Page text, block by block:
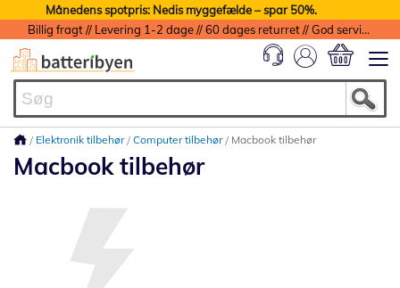
Månedens spotpris: Nedis myggefælde – spar 50%.
Billig fragt // Levering 1-2 dage // 60 dages returret // God service med garanti
Elektronik tilbehør Computer tilbehør Macbook tilbehør
Macbook tilbehør